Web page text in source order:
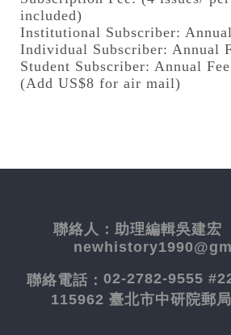
included)
Institutional Subscriber:
Individual Subscriber: Annual
Student Subscriber: Annual
(Add US$8 for air mail)
聯絡人： 助理編輯吳建
聯絡電話： 02-2782-9555
115962 臺北市中研院郵